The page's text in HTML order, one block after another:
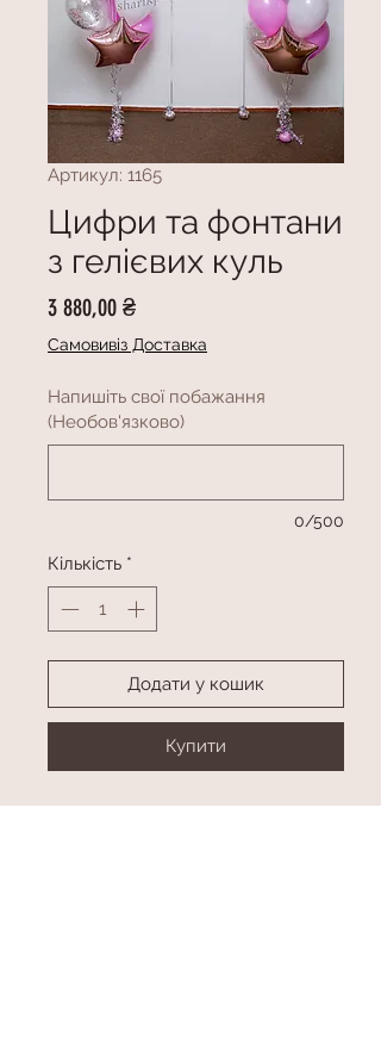
Артикул: 1165
Цифри та фонтани
з гелієвих куль
3 880,00 ₴Ціна
Самовивіз Доставка
Напишіть свої побажання
(Необов'язково)
0/500
Кількість *
Додати у кошик
Купити